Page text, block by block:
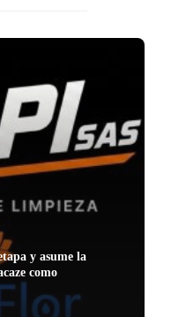
y asume la
como